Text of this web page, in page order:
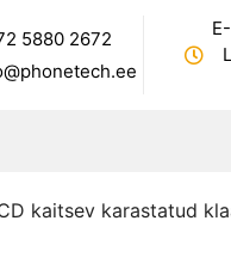
5880 2672
kaitsev karastatud